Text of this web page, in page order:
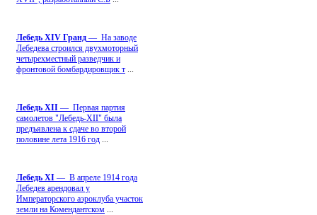
Лебедь ХIV Гранд — На заводе
Лебедева строился двухмоторный
четырехместный разведчик и
фронтовой бомбардировщик т
Лебедь ХII — Первая партия
самолетов "Лебедь-ХII" была
предъявлена к сдаче во второй
половине лета 1916 год
Лебедь ХI — В апреле 1914 года
Лебедев арендовал у
Императорского аэроклуба участок
земли на Комендантском